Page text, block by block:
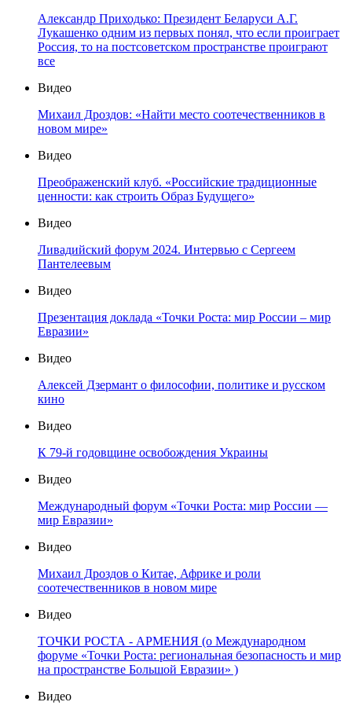
Александр Приходько: Президент Беларуси А.Г.
Лукашенко одним из первых понял, что если проиграет
Россия, то на постсоветском пространстве проиграют
все
Видео
Михаил Дроздов: «Найти место соотечественников в
новом мире»
Видео
Преображенский клуб. «Российские традиционные
ценности: как строить Образ Будущего»
Видео
Ливадийский форум 2024. Интервью с Сергеем
Пантелеевым
Видео
Презентация доклада «Точки Роста: мир России – мир
Евразии»
Видео
Алексей Дзермант о философии, политике и русском
кино
Видео
К 79-й годовщине освобождения Украины
Видео
Международный форум «Точки Роста: мир России —
мир Евразии»
Видео
Михаил Дроздов о Китае, Африке и роли
соотечественников в новом мире
Видео
ТОЧКИ РОСТА - АРМЕНИЯ (о Международном
форуме «Точки Роста: региональная безопасность и мир
на пространстве Большой Евразии» )
Видео